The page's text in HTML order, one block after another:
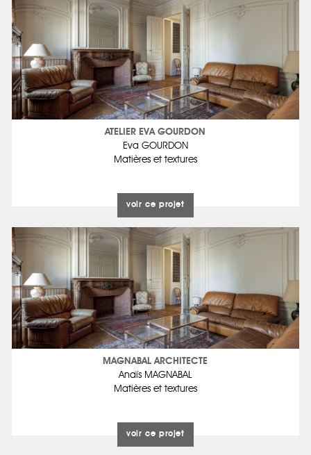
ATELIER EVA GOURDON
Eva GOURDON
Matières et textures
voir ce projet
MAGNABAL ARCHITECTE
Anaïs MAGNABAL
Matières et textures
voir ce projet